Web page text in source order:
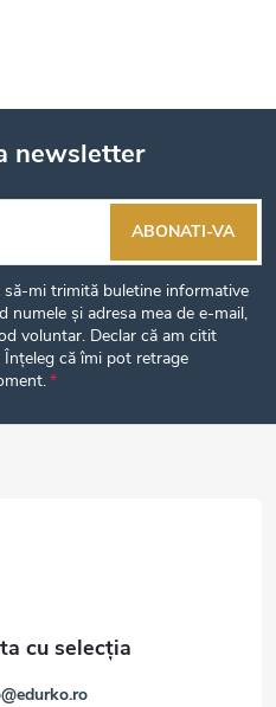
newsletter
mi trimită buletine informative
și adresa mea de e-mail,
voluntar. Declar că am citit
Înțeleg că îmi pot retrage
ABONATI-VA
@edurko.ro